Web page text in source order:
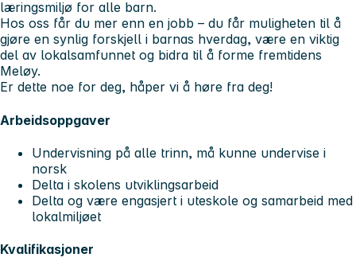
læringsmiljø for alle barn.
Hos oss får du mer enn en jobb – du får muligheten til å
gjøre en synlig forskjell i barnas hverdag, være en viktig
del av lokalsamfunnet og bidra til å forme fremtidens
Meløy.
Er dette noe for deg, håper vi å høre fra deg!
Arbeidsoppgaver
Undervisning på alle trinn, må kunne undervise i
norsk
Delta i skolens utviklingsarbeid
Delta og være engasjert i uteskole og samarbeid med
lokalmiljøet
Kvalifikasjoner